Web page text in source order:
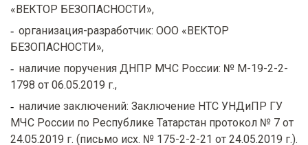
«ВЕКТОР БЕЗОПАСНОСТИ»,
организация-разработчик: ООО «ВЕКТОР
БЕЗОПАСНОСТИ»,
наличие поручения ДНПР МЧС России: № М-19-2-2-
1798 от 06.05.2019 г.,
наличие заключений: Заключение НТС УНДиПР ГУ
МЧС России по Республике Татарстан протокол № 7 от
24.05.2019 г. (письмо исх. № 175-2-2-21 от 24.05.2019 г.).